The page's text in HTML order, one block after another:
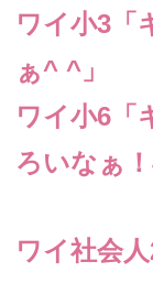
ワイ小3「
ぁ^ ^」
ワイ小6「
ろいなぁ
ワイ社会